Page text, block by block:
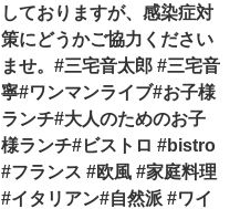
しておりますが、感染症対
策にどうかご協力ください
ませ。#三宅音太郎 #三宅音
寧#ワンマンライブ#お子様
ランチ#大人のためのお子
様ランチ#ビストロ #bistro
#フランス #欧風 #家庭料理
#イタリアン#自然派 #ワイ